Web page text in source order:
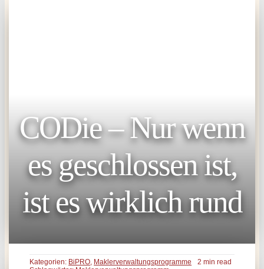
CODie – Nur wenn
es geschlossen ist,
ist es wirklich rund
Kategorien: BiPRO Maklerverwaltungsprogramme
2 min read